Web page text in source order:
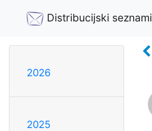
Distribucijski seznami
2026
2025